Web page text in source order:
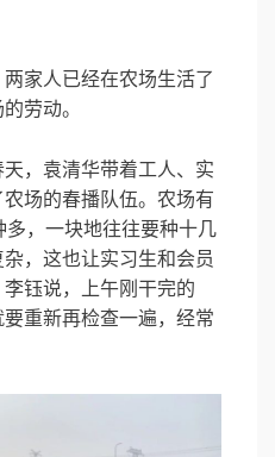
家人已经在农场生活了
劳动。
，袁清华带着工人、实
场的春播队伍。农场有
，一块地往往要种十几
，这也让实习生和会员
钰说，上午刚干完的
重新再检查一遍，经常